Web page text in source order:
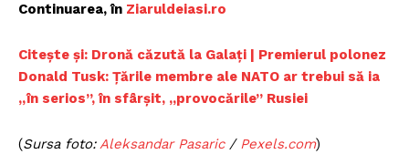
Continuarea, în Ziaruldeiasi.ro
Citește și: Dronă căzută la Galați | Premierul polonez
Donald Tusk: Țările membre ale NATO ar trebui să ia
„în serios”, în sfârșit, „provocările” Rusiei
(Sursa foto:Aleksandar Pasaric/ Pexels.com)